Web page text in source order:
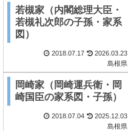
若槻家（内閣総理大臣・
若槻礼次郎の子孫・家系
図）
2018.07.17
2026.03.23
島根県
岡崎家（岡崎運兵衛・岡
崎国臣の家系図・子孫）
2018.07.04
2025.12.03
島根県